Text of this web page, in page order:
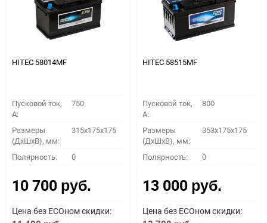
HITEC 58014MF
Пусковой ток,
A:
750
Размеры
(ДхШхВ), мм:
315x175x175
Полярность: 0
10 700 руб.
Цена без ECOном скидки:
HITEC 58515MF
Пусковой ток,
A:
800
Размеры
(ДхШхВ), мм:
353x175x175
Полярность: 0
13 000 руб.
Цена без ECOном скидки: